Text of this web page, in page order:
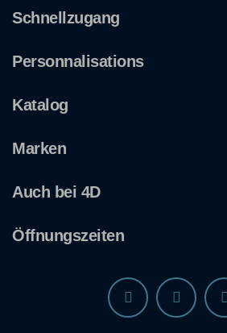
Schnellzugang
Personnalisations
Katalog
Marken
Auch bei 4D
Öffnungszeiten